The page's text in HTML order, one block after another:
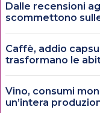
Dalle recensioni
scommettono
Caffè, addio
trasformano le
Vino, consumi
un’intera